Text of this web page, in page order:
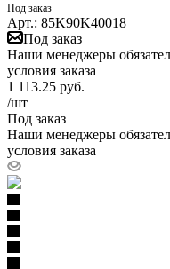
Под заказ
Арт.: 85K90K40018
Под заказ
Наши менеджеры
условия заказа
1 113.25 руб.
/шт
Под заказ
Наши менеджеры
условия заказа